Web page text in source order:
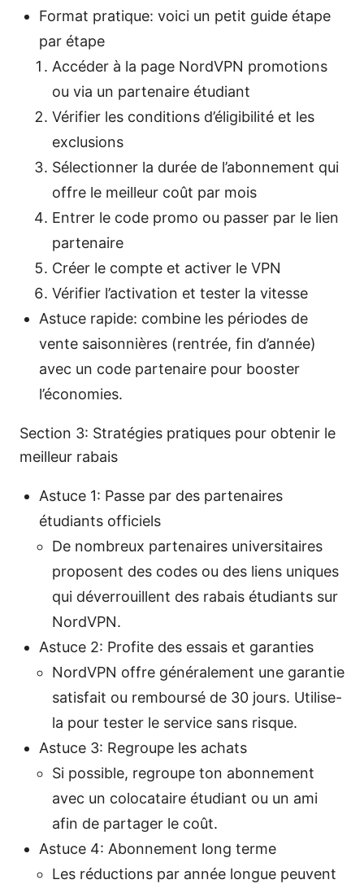
Format pratique: voici un petit guide étape
par étape
Accéder à la page NordVPN promotions
ou via un partenaire étudiant
Vérifier les conditions d’éligibilité et les
exclusions
Sélectionner la durée de l’abonnement qui
offre le meilleur coût par mois
Entrer le code promo ou passer par le lien
partenaire
Créer le compte et activer le VPN
Vérifier l’activation et tester la vitesse
Astuce rapide: combine les périodes de
vente saisonnières (rentrée, fin d’année)
avec un code partenaire pour booster
l’économies.
Section 3: Stratégies pratiques pour obtenir le
meilleur rabais
Astuce 1: Passe par des partenaires
étudiants officiels
De nombreux partenaires universitaires
proposent des codes ou des liens uniques
qui déverrouillent des rabais étudiants sur
NordVPN.
Astuce 2: Profite des essais et garanties
NordVPN offre généralement une garantie
satisfait ou remboursé de 30 jours. Utilise-
la pour tester le service sans risque.
Astuce 3: Regroupe les achats
Si possible, regroupe ton abonnement
avec un colocataire étudiant ou un ami
afin de partager le coût.
Astuce 4: Abonnement long terme
Les réductions par année longue peuvent